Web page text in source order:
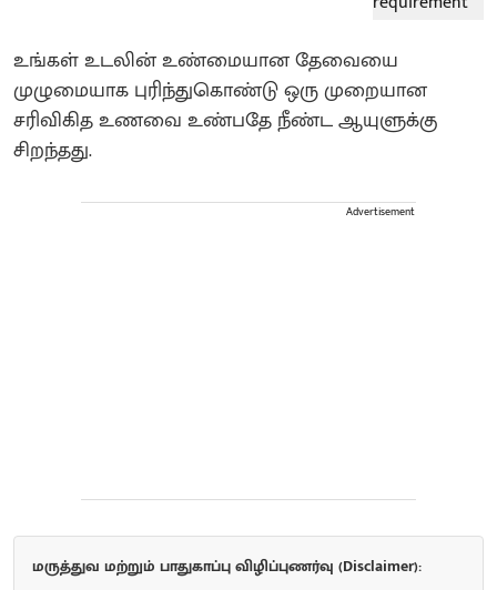
உங்கள் உடலின் உண்மையான தேவையை
முழுமையாக புரிந்துகொண்டு ஒரு முறையான
சரிவிகித உணவை உண்பதே நீண்ட ஆயுளுக்கு
சிறந்தது.
Advertisement
மருத்துவ மற்றும் பாதுகாப்பு விழிப்புணர்வு (Disclaimer):